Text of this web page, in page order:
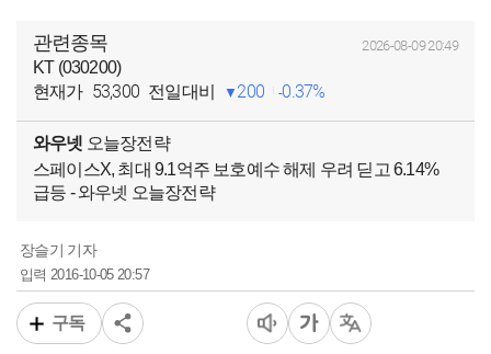
관련종목 2026-08-09 20:49
KT (030200)
현재가 53,300 전일대비 200 0.37%
와우넷 오늘장전략
스페이스X, 최대 9.1억주 보호예수 해제 우려 딛고 6.14%
급등 - 와우넷 오늘장전략
장슬기 기자
입력2016-10-05 20:57
구독